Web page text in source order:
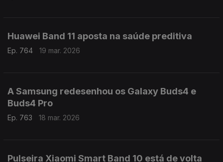
Huawei Band 11 aposta na saúde preditiva
Ep. 764 19 mar. 2026
A Samsung redesenhou os Galaxy Buds4 e
Buds4 Pro
Ep. 763 18 mar. 2026
Pulseira Xiaomi Smart Band 10 está de volta